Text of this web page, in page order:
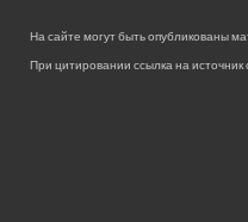
На сайте могут быть опубликованы
При цитировании ссылка на источник